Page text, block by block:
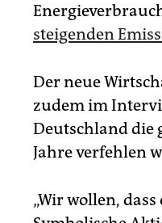
steigenden
Der neue
zudem im
Deutschland die
Jahre verfehlen
„Wir wollen,